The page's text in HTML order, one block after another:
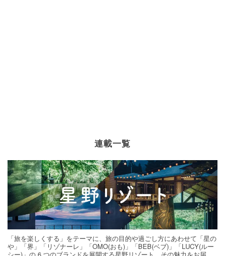
連載一覧
「旅を楽しくする」をテーマに、旅の目的や過ごし方にあわせて「星の
や」「界」「リゾナーレ」「OMO(おも)」「BEB(ベブ)」「LUCY(ルー